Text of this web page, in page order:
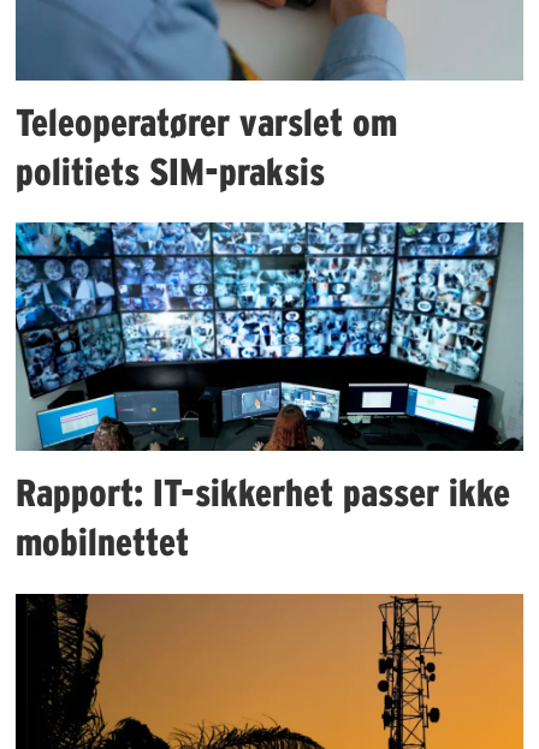
Teleoperatører varslet om
politiets SIM-praksis
Rapport: IT-sikkerhet passer ikke
mobilnettet